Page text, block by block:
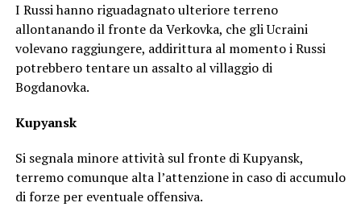
I Russi hanno riguadagnato ulteriore terreno
allontanando il fronte da Verkovka, che gli Ucraini
volevano raggiungere, addirittura al momento i Russi
potrebbero tentare un assalto al villaggio di
Bogdanovka.
Kupyansk
Si segnala minore attività sul fronte di Kupyansk,
terremo comunque alta l’attenzione in caso di accumulo
di forze per eventuale offensiva.